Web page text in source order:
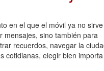
en el que el móvil ya no
mensajes, sino también para
recuerdos, navegar la
cotidianas, elegir bien